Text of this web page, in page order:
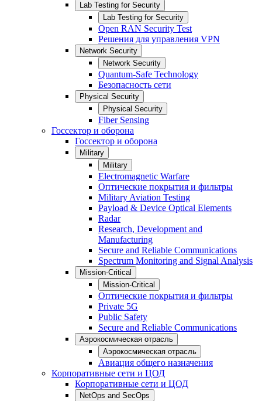
Lab Testing for Security
Lab Testing for Security
Open RAN Security Test
Решения для управления VPN
Network Security
Network Security
Quantum-Safe Technology
Безопасность сети
Physical Security
Physical Security
Fiber Sensing
Госсектор и оборона
Госсектор и оборона
Military
Military
Electromagnetic Warfare
Оптические покрытия и фильтры
Military Aviation Testing
Payload & Device Optical Elements
Radar
Research, Development and
Manufacturing
Secure and Reliable Communications
Spectrum Monitoring and Signal Analysis
Mission-Critical
Mission-Critical
Оптические покрытия и фильтры
Private 5G
Public Safety
Secure and Reliable Communications
Аэрокосмическая отрасль
Аэрокосмическая отрасль
Авиация общего назначения
Корпоративные сети и ЦОД
Корпоративные сети и ЦОД
NetOps and SecOps